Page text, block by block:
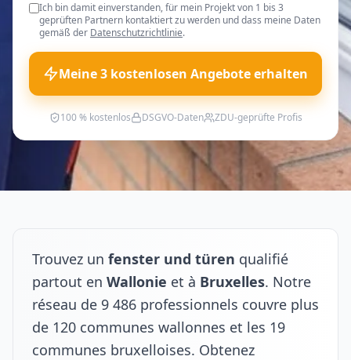
Ich bin damit einverstanden, für mein Projekt von 1 bis 3
geprüften Partnern kontaktiert zu werden und dass meine Daten
gemäß der Datenschutzrichtlinie.
Meine 3 kostenlosen Angebote erhalten
100 % kostenlos DSGVO-Daten ZDU-geprüfte Profis
Trouvez un fenster und türen qualifié
partout en Wallonie et à Bruxelles. Notre
réseau de 9 486 professionnels couvre plus
de 120 communes wallonnes et les 19
communes bruxelloises. Obtenez